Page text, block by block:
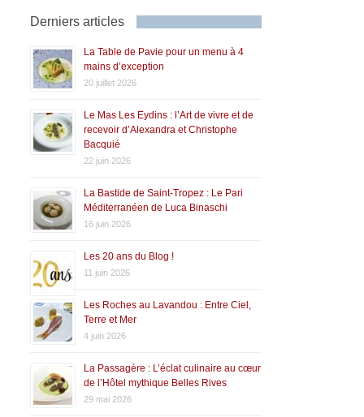
Derniers articles
La Table de Pavie pour un menu à 4
mains d’exception
20 juillet 2026
Le Mas Les Eydins : l’Art de vivre et de
recevoir d’Alexandra et Christophe
Bacquié
22 juin 2026
La Bastide de Saint-Tropez : Le Pari
Méditerranéen de Luca Binaschi
16 juin 2026
Les 20 ans du Blog !
11 juin 2026
Les Roches au Lavandou : Entre Ciel,
Terre et Mer
4 juin 2026
La Passagère : L’éclat culinaire au cœur
de l’Hôtel mythique Belles Rives
29 mai 2026